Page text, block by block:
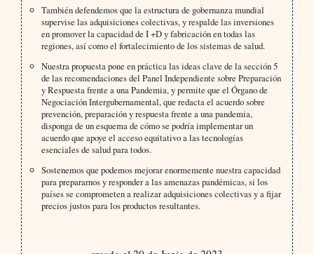
También defendemos que la estructura de gobernanza mundial
supervise las adquisiciones colectivas, y respalde las inversiones
en promover la capacidad de I +D y fabricación en todas las
regiones, así como el fortalecimiento de los sistemas de salud.
Nuestra propuesta pone en práctica las ideas clave de la sección 5
de las recomendaciones del Panel Independiente sobre Preparación
y Respuesta frente a una Pandemia, y permite que el Órgano de
Negociación Intergubernamental, que redacta el acuerdo sobre
prevención, preparación y respuesta frente a una pandemia,
disponga de un esquema de cómo se podría implementar un
acuerdo que apoye el acceso equitativo a las tecnologías
esenciales de salud para todos.
Sostenemos que podemos mejorar enormemente nuestra capacidad
para prepararnos y responder a las amenazas pandémicas, si los
países se comprometen a realizar adquisiciones colectivas y a fijar
precios justos para los productos resultantes.